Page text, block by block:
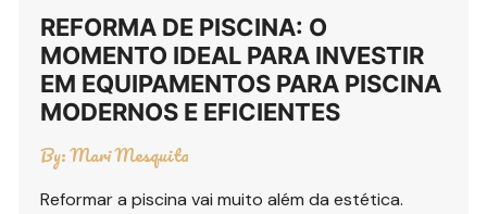
REFORMA DE PISCINA: O
MOMENTO IDEAL PARA INVESTIR
EM EQUIPAMENTOS PARA PISCINA
MODERNOS E EFICIENTES
By:Mari Mesquita
Reformar a piscina vai muito além da estética.